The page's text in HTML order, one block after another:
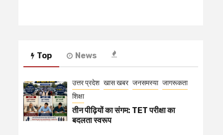
Top News
उत्तर प्रदेश खास खबर जनसमस्या जागरूकता
शिक्षा
तीन पीढ़ियों का संगम: TET परीक्षा का
बदलता स्वरूप